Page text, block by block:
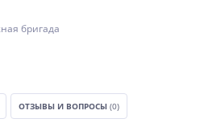
бригада
ОТЗЫВЫ И ВОПРОСЫ (0)